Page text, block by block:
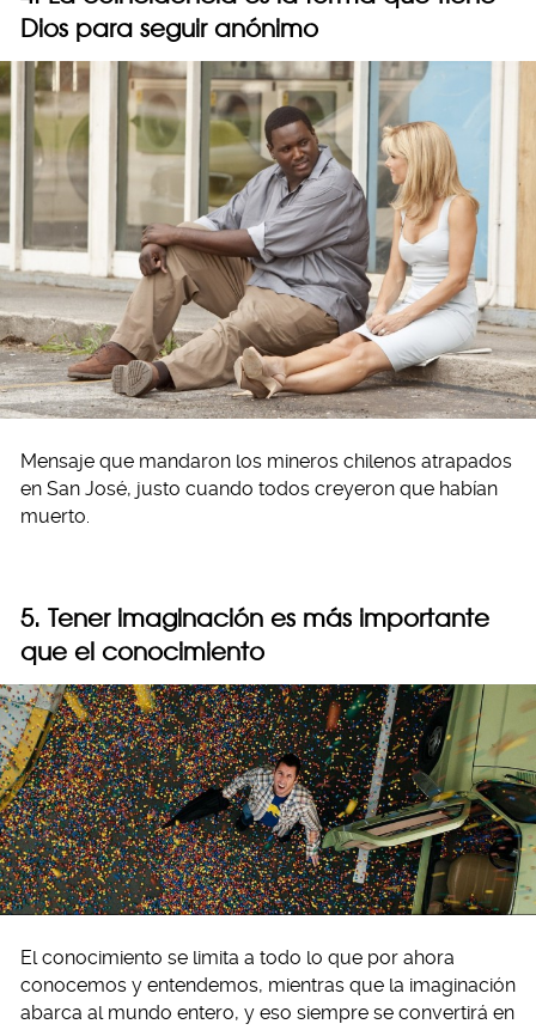
Dios para seguir anónimo
Mensaje que mandaron los mineros chilenos atrapados
en San José, justo cuando todos creyeron que habían
muerto.
5. Tener imaginación es más importante
que el conocimiento
El conocimiento se limita a todo lo que por ahora
conocemos y entendemos, mientras que la imaginación
abarca al mundo entero, y eso siempre se convertirá en